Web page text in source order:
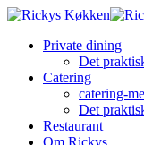
Private dining
Det
Catering
catering-
Det
Restaurant
Om Rickys